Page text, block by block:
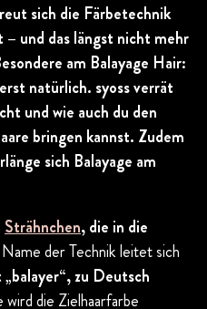
sich die Färbetechnik
und das längst nicht mehr
am Balayage Hair:
natürlich. syoss verrät
und wie auch du den
bringen kannst. Zudem
sich Balayage am
Strähnchen, die in die
der Technik leitet sich
zu Deutsch
wird die Zielhaarfarbe